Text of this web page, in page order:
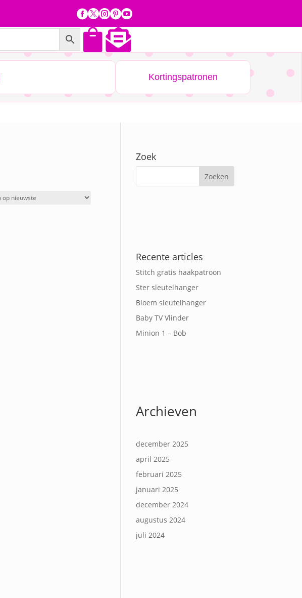


Kortingspatronen
Zoek
Recente articles
Stitch gratis haakpatroon
Ster sleutelhanger
Bloem sleutelhanger
Baby TV Vlinder
Minion 1 – Bob
Archieven
december 2025
april 2025
februari 2025
januari 2025
december 2024
augustus 2024
juli 2024